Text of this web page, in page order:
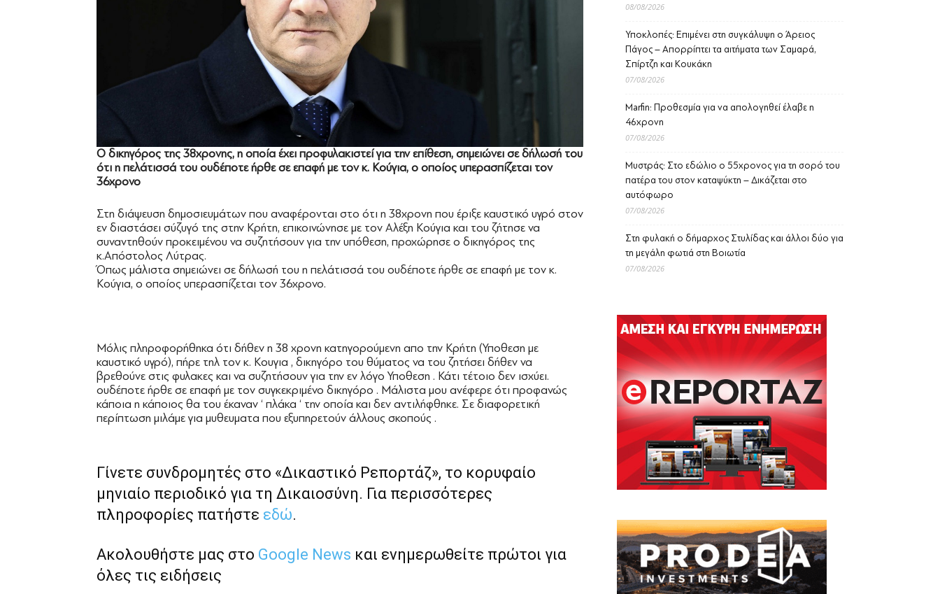
Ο δικηγόρος της 38χρονης, η οποία έχει προφυλακιστεί για την επίθεση, σημειώνει σε δήλωσή του
ότι η πελάτισσά του ουδέποτε ήρθε σε επαφή με τον κ. Κούγια, ο οποίος υπερασπίζεται τον
36χρονο
Στη διάψευση δημοσιευμάτων που αναφέρονται στο ότι η 38χρονη που έριξε καυστικό υγρό στον
εν διαστάσει σύζυγό της στην Κρήτη, επικοινώνησε με τον Αλέξη Κούγια και του ζήτησε να
συναντηθούν προκειμένου να συζητήσουν για την υπόθεση, προχώρησε ο δικηγόρος της
κ.Απόστολος Λύτρας.
Όπως μάλιστα σημειώνει σε δήλωσή του η πελάτισσά του ουδέποτε ήρθε σε επαφή με τον κ.
Κούγια, ο οποίος υπερασπίζεται τον 36χρονο.
Μόλις πληροφορήθηκα ότι δήθεν η 38 χρονη κατηγορούμενη απο την Κρήτη (Υποθεση με
καυστικό υγρό), πήρε τηλ τον κ. Κουγια , δικηγόρο του θύματος να του ζητήσει δήθεν να
βρεθούνε στις φυλακες και να συζητήσουν για την εν λόγο Υποθεση . Κάτι τέτοιο δεν ισχύει.
ουδέποτε ήρθε σε επαφή με τον συγκεκριμένο δικηγόρο . Μάλιστα μου ανέφερε ότι προφανώς
κάποια η κάποιος θα του έκαναν ‘ πλάκα ‘ την οποία και δεν αντιλήφθηκε. Σε διαφορετική
περίπτωση μιλάμε για μυθευματα που εξυπηρετούν άλλους σκοπούς .
Γίνετε συνδρομητές στο «Δικαστικό Ρεπορτάζ», το κορυφαίο
μηνιαίο περιοδικό για τη Δικαιοσύνη. Για περισσότερες
πληροφορίες πατήστε εδώ.
Ακολουθήστε μας στο Google News και ενημερωθείτε πρώτοι για
όλες τις ειδήσεις
08/08/2026
Υποκλοπές: Επιμένει στη συγκάλυψη ο Άρειος
Πάγος – Απορρίπτει τα αιτήματα των Σαμαρά,
Σπίρτζη και Κουκάκη
07/08/2026
Marfin: Προθεσμία για να απολογηθεί έλαβε η
46χρονη
07/08/2026
Μυστράς: Στο εδώλιο ο 55χρονος για τη σορό του
πατέρα του στον καταψύκτη – Δικάζεται στο
αυτόφωρο
07/08/2026
Στη φυλακή ο δήμαρχος Στυλίδας και άλλοι δύο για
τη μεγάλη φωτιά στη Βοιωτία
07/08/2026